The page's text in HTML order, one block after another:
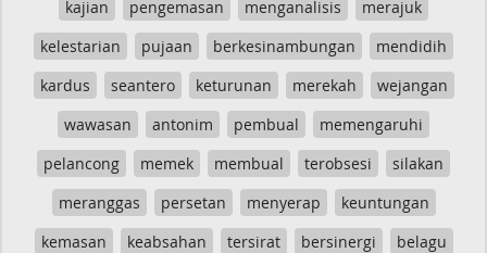
kajian
pengemasan menganalisis
merajuk
kelestarian
pujaan berkesinambungan
mendidih
kardus
seantero keturunan merekah
wejangan
wawasan
antonim pembual
memengaruhi
pelancong
memek membual terobsesi
silakan
meranggas
persetan menyerap
keuntungan
kemasan
keabsahan tersirat bersinergi
belagu